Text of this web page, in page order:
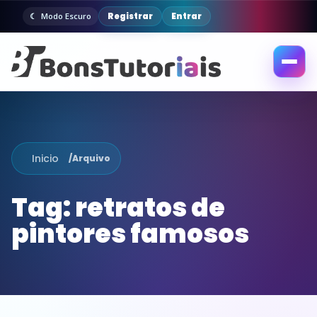
Modo Escuro Registrar Entrar
Abrir
Inicio /Arquivo
Tag:retratos de
pintores famosos